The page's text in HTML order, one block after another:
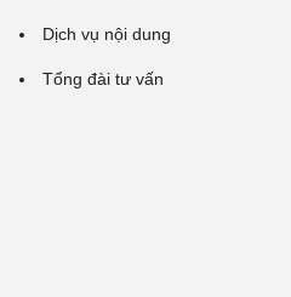
Dịch vụ nội dung
Tổng đài tư vấn